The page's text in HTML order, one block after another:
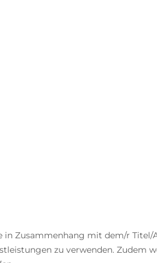
in Zusammenhang mit dem/r
zu verwenden. Zudem